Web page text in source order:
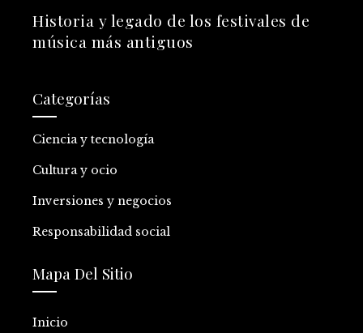
Historia y legado de los festivales de
música más antiguos
Categorías
Ciencia y tecnología
Cultura y ocio
Inversiones y negocios
Responsabilidad social
Mapa Del Sitio
Inicio